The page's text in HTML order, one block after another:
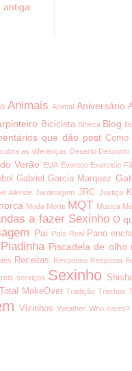
antiga
Animais Animal Aniversário
Bicicleta Blheca Blog
que dão post Como
as diferenças Deserto Desporto
Verão EUA Eventos Exercicio
Gabriel Garcia Marquez
Allende Jardinagem JRC Justiça
Moda Morte MQT Musica
a fazer Sexinho O
Pai País Real Pano
Piadinha Piscadela de olho
Receitas Responso Resposta
serviços Sexinho
Total MakeOver Tradição Trechos
Vizinhos Weather Who cares?